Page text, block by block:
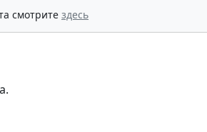
смотрите здесь